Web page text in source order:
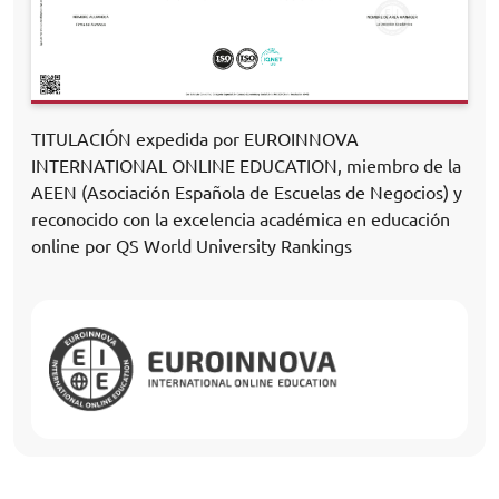
TITULACIÓN expedida por EUROINNOVA
INTERNATIONAL ONLINE EDUCATION, miembro de la
AEEN (Asociación Española de Escuelas de Negocios) y
reconocido con la excelencia académica en educación
online por QS World University Rankings